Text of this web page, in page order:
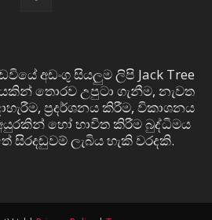
අඩංගු සියලුම ලිපි Jack Tree
තොරව උපුටා ගැනීම, නැවත
ප්‍රදර්ශනය කිරීම, විකාශනය
හෝ භාවිත කිරීම බුද්ධිමය
සිරදඬුවම් ලැබිය හැකි වරදකි.